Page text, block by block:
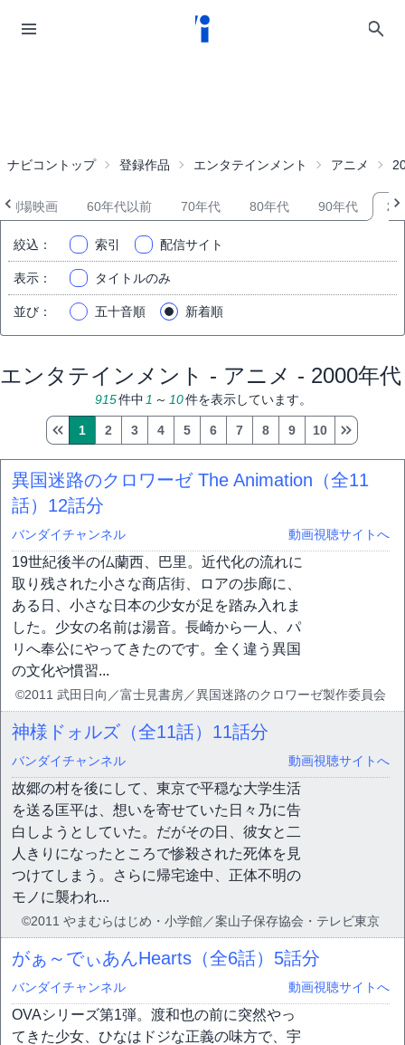
ナビコントップ 登録作品 エンタテインメント アニメ
劇場映画 60年代以前 70年代 80年代 90年代
絞込 ： 索引 配信サイト
表示 ： タイトルのみ
並び ： 五十音順 新着順
エンタテインメント - アニメ - 2000年代
915件中 1 ～ 10件を表示しています。
1 2 3 4 5 6 7 8 9 10
異国迷路のクロワーゼ The Animation（全11
話） 12話分
バンダイチャンネル 動画視聴サイトへ
19世紀後半の仏蘭西、巴里。近代化の流れに
取り残された小さな商店街、ロアの歩廊に、
ある日、小さな日本の少女が足を踏み入れま
した。少女の名前は湯音。長崎から一人、パ
リへ奉公にやってきたのです。全く違う異国
の文化や慣習...
©2011 武田日向／富士見書房／異国迷路のクロワーゼ製作委員会
神様ドォルズ（全11話） 11話分
バンダイチャンネル 動画視聴サイトへ
故郷の村を後にして、東京で平穏な大学生活
を送る匡平は、想いを寄せていた日々乃に告
白しようとしていた。だがその日、彼女と二
人きりになったところで惨殺された死体を見
つけてしまう。さらに帰宅途中、正体不明の
モノに襲われ...
©2011 やまむらはじめ・小学館／案山子保存協会・テレビ東京
がぁ～でぃあんHearts（全6話） 5話分
バンダイチャンネル 動画視聴サイトへ
OVAシリーズ第1弾。渡和也の前に突然やっ
てきた少女、ひなはドジな正義の味方で、宇